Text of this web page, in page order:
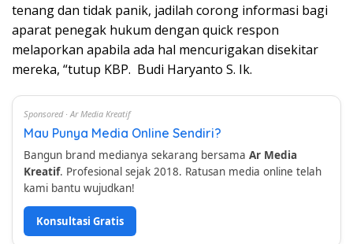
tenang dan tidak panik, jadilah corong informasi bagi
aparat penegak hukum dengan quick respon
melaporkan apabila ada hal mencurigakan disekitar
mereka, “tutup KBP. Budi Haryanto S. Ik.
Sponsored · Ar Media Kreatif
Mau Punya Media Online Sendiri?
Bangun brand medianya sekarang bersama Ar Media
Kreatif. Profesional sejak 2018. Ratusan media online telah
kami bantu wujudkan!
Konsultasi Gratis